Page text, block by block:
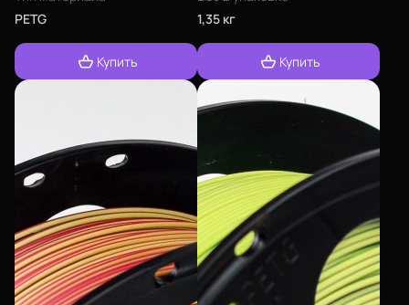
PETG
Купить
1,35 кг
Купить